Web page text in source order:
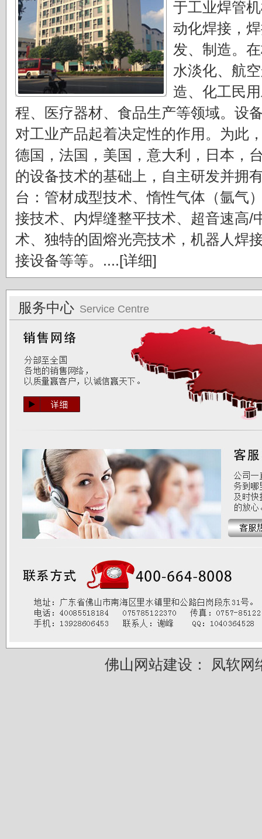
于工业焊管
动化焊接，
发、制造。
水淡化、航
造、化工民
程、医疗器材、食品生产等领域。设
对工业产品起着决定性的作用。为此
德国，法国，美国，意大利，日本，
的设备技术的基础上，自主研发并拥
台：管材成型技术、惰性气体（氩气
接技术、内焊缝整平技术、超音速高/
术、独特的固熔光亮技术，机器人焊
接设备等等。.... [详细]
服务中心 Service Centre
佛山网站建设： 凤软网